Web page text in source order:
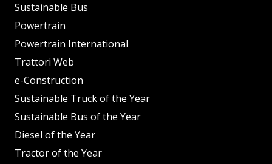
Sustainable Bus
Powertrain
Powertrain International
Trattori Web
e-Construction
Sustainable Truck of the Year
Sustainable Bus of the Year
Diesel of the Year
Tractor of the Year